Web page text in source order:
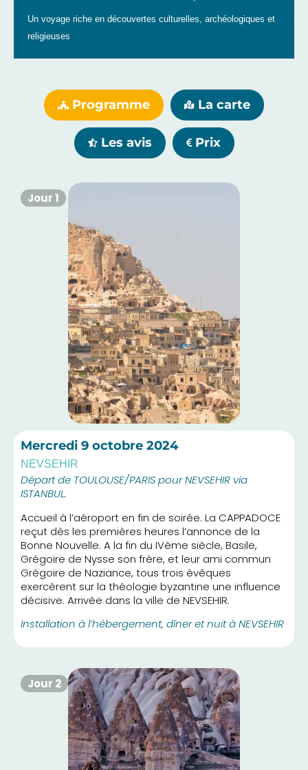
Un voyage riche en découvertes culturelles, archéologiques et
religieuses
Programme La carte
Les avis Prix
Jour 1
Mercredi 9 octobre 2024
NEVSEHIR
Départ de TOULOUSE/PARIS pour NEVSEHIR via
ISTANBUL.
Accueil à l’aéroport en fin de soirée. La CAPPADOCE
reçut dès les premières heures l’annonce de la
Bonne Nouvelle. A la fin du IVème siècle, Basile,
Grégoire de Nysse son frère, et leur ami commun
Grégoire de Naziance, tous trois évêques
exercèrent sur la théologie byzantine une influence
décisive. Arrivée dans la ville de NEVSEHIR.
Installation à l’hébergement, dîner et nuit à NEVSEHIR
Jour 2